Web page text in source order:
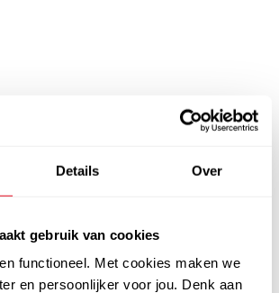
Details Over
gebruik van cookies
functioneel. Met cookies maken we
en persoonlijker voor jou. Denk aan